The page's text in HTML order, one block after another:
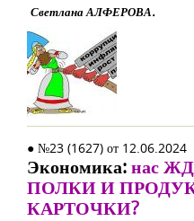
Светлана АЛФЕРОВА.
● №23 (1627) от 12.06.2024
Экономика:нас
ПОЛКИ И
КАРТОЧКИ?